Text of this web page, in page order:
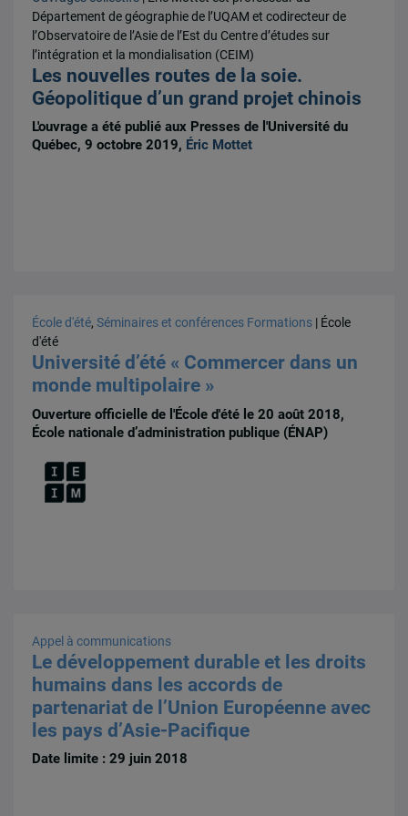
Département de géographie de l’UQAM et codirecteur de
l’Observatoire de l’Asie de l’Est du Centre d’études sur
l’intégration et la mondialisation (CEIM)
Les nouvelles routes de la soie.
Géopolitique d’un grand projet chinois
L'ouvrage a été publié aux Presses de l'Université du
Québec, 9 octobre 2019, Éric Mottet
École d'été,Séminaires et conférences Formations | École
d'été
Université d’été « Commercer dans un
monde multipolaire »
Ouverture officielle de l'École d'été le 20 août 2018,
École nationale d’administration publique (ÉNAP)
Appel à communications
Le développement durable et les droits
humains dans les accords de
partenariat de l’Union Européenne avec
les pays d’Asie-­Pacifique
Date limite : 29 juin 2018